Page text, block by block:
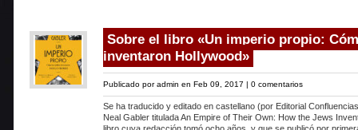
Sobre el libro «Un imperio propio:
inventaron Hollywood»
Publicado poradmin en Feb 09, 2017 | 0 comentarios
Se ha traducido y editado en castellano (por Editorial
Neal Gabler titulada An Empire of Their Own: How the Jews